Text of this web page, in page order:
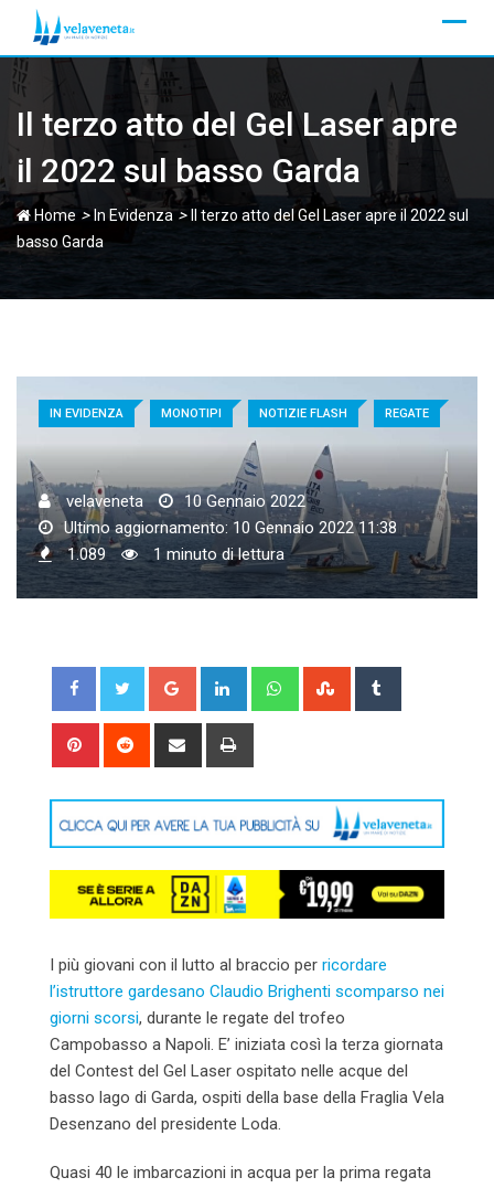
content
Il terzo atto del Gel Laser apre
il 2022 sul basso Garda
Home > In Evidenza>
Il terzo atto del Gel Laser apre il 2022 sul
basso Garda
IN EVIDENZA MONOTIPI NOTIZIE FLASH REGATE
velaveneta
10 Gennaio 2022
Ultimo aggiornamento: 10 Gennaio 2022 11:38
1.089
1 minuto di lettura
Google+ LinkedIn WhatsappStumbleUpon
Pinterest Reddit
Share
I più giovani con il lutto al braccio per ricordare
l’istruttore gardesano Claudio Brighenti scomparso nei
giorni scorsi, durante le regate del trofeo
Campobasso a Napoli. E’ iniziata così la terza giornata
del Contest del Gel Laser ospitato nelle acque del
basso lago di Garda, ospiti della base della Fraglia Vela
Desenzano del presidente Loda.
Quasi 40 le imbarcazioni in acqua per la prima regata